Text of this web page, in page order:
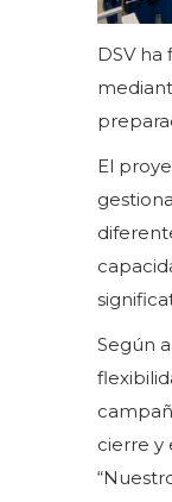
DSV
El
Según
cierre y